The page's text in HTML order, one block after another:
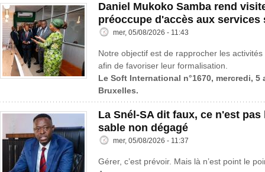
Daniel Mukoko Samba rend
préoccupe d'accès aux services
mer, 05/08/2026 - 11:43
Notre objectif est de rapprocher les
afin de favoriser leur formalisation.
Le Soft International n°1670, mercredi, 5
Bruxelles.
La Snél-SA dit faux, ce n'est
sable non dégagé
mer, 05/08/2026 - 11:37
Gérer, c’est prévoir. Mais là n’est point le